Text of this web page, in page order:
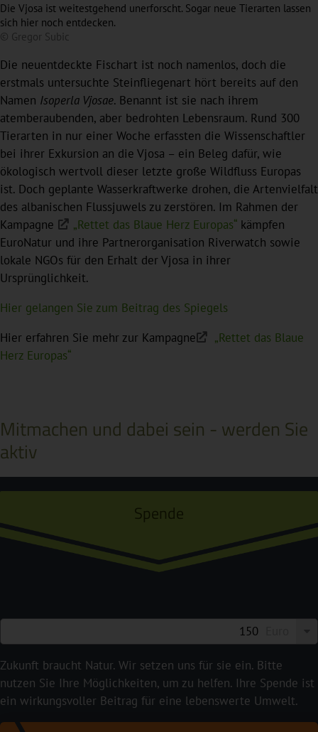
Die Vjosa ist weitestgehend unerforscht. Sogar neue Tierarten lassen
sich hier noch entdecken.
© Gregor Subic
Die neuentdeckte Fischart ist noch namenlos, doch die
erstmals untersuchte Steinfliegenart hört bereits auf den
Namen Isoperla Vjosae. Benannt ist sie nach ihrem
atemberaubenden, aber bedrohten Lebensraum. Rund 300
Tierarten in nur einer Woche erfassten die Wissenschaftler
bei ihrer Exkursion an die Vjosa – ein Beleg dafür, wie
ökologisch wertvoll dieser letzte große Wildfluss Europas
ist. Doch geplante Wasserkraftwerke drohen, die Artenvielfalt
des albanischen Flussjuwels zu zerstören. Im Rahmen der
Kampagne
„Rettet das Blaue Herz Europas“ kämpfen
EuroNatur und ihre Partnerorganisation Riverwatch sowie
lokale NGOs für den Erhalt der Vjosa in ihrer
Ursprünglichkeit.
Hier gelangen Sie zum Beitrag des Spiegels
Hier erfahren Sie mehr zur Kampagne
„Rettet das Blaue
Herz Europas“
Mitmachen und dabei sein - werden Sie
aktiv
Spende
Zukunft braucht Natur. Wir setzen uns für sie ein. Bitte
nutzen Sie Ihre Möglichkeiten, um zu helfen. Ihre Spende ist
ein wirkungsvoller Beitrag für eine lebenswerte Umwelt.